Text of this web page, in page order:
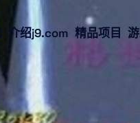
介绍j9.com 精品项目